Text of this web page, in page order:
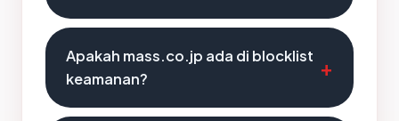
Apakah mass.co.jp ada di blocklist
keamanan?